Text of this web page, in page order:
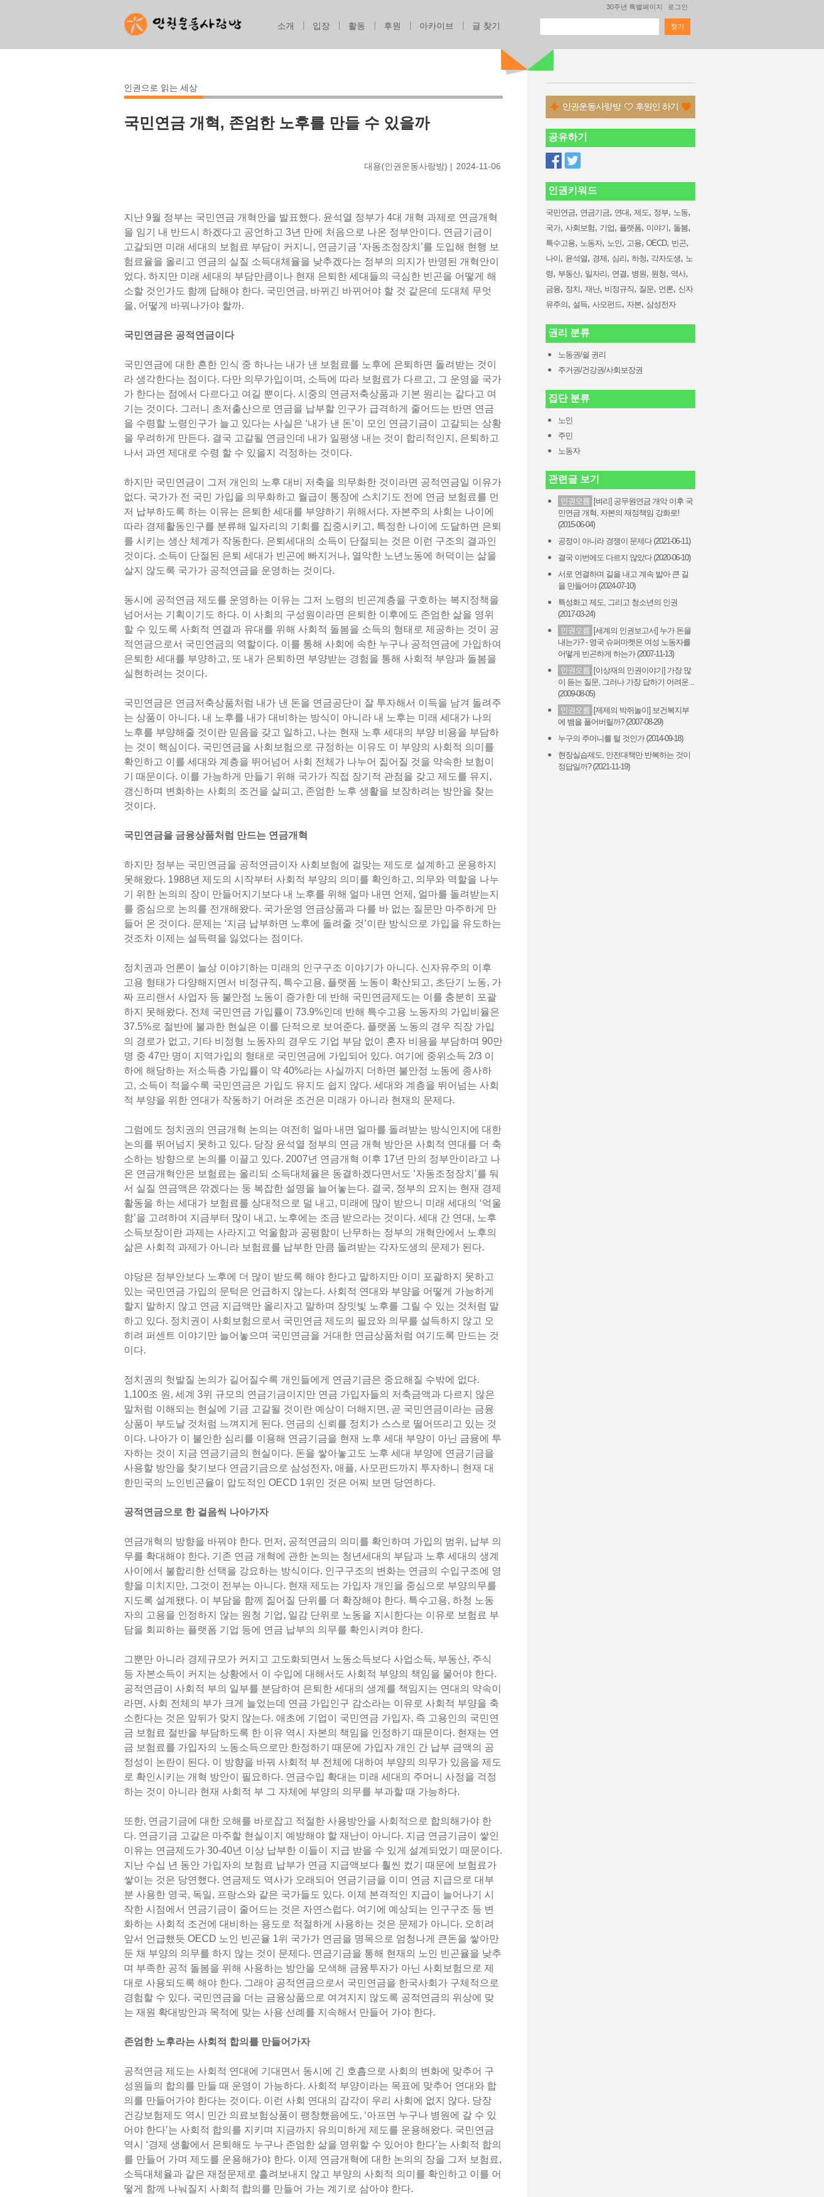
30주년 특별페이지 로그인
인권으로 읽는 세상
국민연금 개혁, 존엄한 노후를 만들 수 있을까
대용(인권운동사랑방) 2024-11-06
지난 9월 정부는 국민연금 개혁안을 발표했다. 윤석열 정부가 4대 개혁 과제로 연금개혁
을 임기 내 반드시 하겠다고 공언하고 3년 만에 처음으로 나온 정부안이다. 연금기금이
고갈되면 미래 세대의 보험료 부담이 커지니, 연금기금 ‘자동조정장치’를 도입해 현행 보
험료율을 올리고 연금의 실질 소득대체율을 낮추겠다는 정부의 의지가 반영된 개혁안이
었다. 하지만 미래 세대의 부담만큼이나 현재 은퇴한 세대들의 극심한 빈곤을 어떻게 해
소할 것인가도 함께 답해야 한다. 국민연금, 바뀌긴 바뀌어야 할 것 같은데 도대체 무엇
을, 어떻게 바꿔나가야 할까.
국민연금은 공적연금이다
국민연금에 대한 흔한 인식 중 하나는 내가 낸 보험료를 노후에 은퇴하면 돌려받는 것이
라 생각한다는 점이다. 다만 의무가입이며, 소득에 따라 보험료가 다르고, 그 운영을 국가
가 한다는 점에서 다르다고 여길 뿐이다. 시중의 연금저축상품과 기본 원리는 같다고 여
기는 것이다. 그러니 초저출산으로 연금을 납부할 인구가 급격하게 줄어드는 반면 연금
을 수령할 노령인구가 늘고 있다는 사실은 ‘내가 낸 돈’이 모인 연금기금이 고갈되는 상황
을 우려하게 만든다. 결국 고갈될 연금인데 내가 일평생 내는 것이 합리적인지, 은퇴하고
나서 과연 제대로 수령 할 수 있을지 걱정하는 것이다.
하지만 국민연금이 그저 개인의 노후 대비 저축을 의무화한 것이라면 공적연금일 이유가
없다. 국가가 전 국민 가입을 의무화하고 월급이 통장에 스치기도 전에 연금 보험료를 먼
저 납부하도록 하는 이유는 은퇴한 세대를 부양하기 위해서다. 자본주의 사회는 나이에
따라 경제활동인구를 분류해 일자리의 기회를 집중시키고, 특정한 나이에 도달하면 은퇴
를 시키는 생산 체계가 작동한다. 은퇴세대의 소득이 단절되는 것은 이런 구조의 결과인
것이다. 소득이 단절된 은퇴 세대가 빈곤에 빠지거나, 열악한 노년노동에 허덕이는 삶을
살지 않도록 국가가 공적연금을 운영하는 것이다.
동시에 공적연금 제도를 운영하는 이유는 그저 노령의 빈곤계층을 구호하는 복지정책을
넘어서는 기획이기도 하다. 이 사회의 구성원이라면 은퇴한 이후에도 존엄한 삶을 영위
할 수 있도록 사회적 연결과 유대를 위해 사회적 돌봄을 소득의 형태로 제공하는 것이 공
적연금으로서 국민연금의 역할이다. 이를 통해 사회에 속한 누구나 공적연금에 가입하여
은퇴한 세대를 부양하고, 또 내가 은퇴하면 부양받는 경험을 통해 사회적 부양과 돌봄을
실현하려는 것이다.
국민연금은 연금저축상품처럼 내가 낸 돈을 연금공단이 잘 투자해서 이득을 남겨 돌려주
는 상품이 아니다. 내 노후를 내가 대비하는 방식이 아니라 내 노후는 미래 세대가 나의
노후를 부양해줄 것이란 믿음을 갖고 일하고, 나는 현재 노후 세대의 부양 비용을 부담하
는 것이 핵심이다. 국민연금을 사회보험으로 규정하는 이유도 이 부양의 사회적 의미를
확인하고 이를 세대와 계층을 뛰어넘어 사회 전체가 나누어 짊어질 것을 약속한 보험이
기 때문이다. 이를 가능하게 만들기 위해 국가가 직접 장기적 관점을 갖고 제도를 유지,
갱신하며 변화하는 사회의 조건을 살피고, 존엄한 노후 생활을 보장하려는 방안을 찾는
것이다.
국민연금을 금융상품처럼 만드는 연금개혁
하지만 정부는 국민연금을 공적연금이자 사회보험에 걸맞는 제도로 설계하고 운용하지
못해왔다. 1988년 제도의 시작부터 사회적 부양의 의미를 확인하고, 의무와 역할을 나누
기 위한 논의의 장이 만들어지기보다 내 노후를 위해 얼마 내면 언제, 얼마를 돌려받는지
를 중심으로 논의를 전개해왔다. 국가운영 연금상품과 다를 바 없는 질문만 마주하게 만
들어 온 것이다. 문제는 ‘지금 납부하면 노후에 돌려줄 것’이란 방식으로 가입을 유도하는
것조차 이제는 설득력을 잃었다는 점이다.
정치권과 언론이 늘상 이야기하는 미래의 인구구조 이야기가 아니다. 신자유주의 이후
고용 형태가 다양해지면서 비정규직, 특수고용, 플랫폼 노동이 확산되고, 초단기 노동, 가
짜 프리랜서 사업자 등 불안정 노동이 증가한 데 반해 국민연금제도는 이를 충분히 포괄
하지 못해왔다. 전체 국민연금 가입률이 73.9%인데 반해 특수고용 노동자의 가입비율은
37.5%로 절반에 불과한 현실은 이를 단적으로 보여준다. 플랫폼 노동의 경우 직장 가입
의 경로가 없고, 기타 비정형 노동자의 경우도 기업 부담 없이 혼자 비용을 부담하며 90만
명 중 47만 명이 지역가입의 형태로 국민연금에 가입되어 있다. 여기에 중위소득 2/3 이
하에 해당하는 저소득층 가입률이 약 40%라는 사실까지 더하면 불안정 노동에 종사하
고, 소득이 적을수록 국민연금은 가입도 유지도 쉽지 않다. 세대와 계층을 뛰어넘는 사회
적 부양을 위한 연대가 작동하기 어려운 조건은 미래가 아니라 현재의 문제다.
그럼에도 정치권의 연금개혁 논의는 여전히 얼마 내면 얼마를 돌려받는 방식인지에 대한
논의를 뛰어넘지 못하고 있다. 당장 윤석열 정부의 연금 개혁 방안은 사회적 연대를 더 축
소하는 방향으로 논의를 이끌고 있다. 2007년 연금개혁 이후 17년 만의 정부안이라고 나
온 연금개혁안은 보험료는 올리되 소득대체율은 동결하겠다면서도 ‘자동조정장치’를 둬
서 실질 연금액은 깎겠다는 둥 복잡한 설명을 늘어놓는다. 결국, 정부의 요지는 현재 경제
활동을 하는 세대가 보험료를 상대적으로 덜 내고, 미래에 많이 받으니 미래 세대의 ‘억울
함’을 고려하여 지금부터 많이 내고, 노후에는 조금 받으라는 것이다. 세대 간 연대, 노후
소득보장이란 과제는 사라지고 억울함과 공평함이 난무하는 정부의 개혁안에서 노후의
삶은 사회적 과제가 아니라 보험료를 납부한 만큼 돌려받는 각자도생의 문제가 된다.
야당은 정부안보다 노후에 더 많이 받도록 해야 한다고 말하지만 이미 포괄하지 못하고
있는 국민연금 가입의 문턱은 언급하지 않는다. 사회적 연대와 부양을 어떻게 가능하게
할지 말하지 않고 연금 지급액만 올리자고 말하며 장밋빛 노후를 그릴 수 있는 것처럼 말
하고 있다. 정치권이 사회보험으로서 국민연금 제도의 필요와 의무를 설득하지 않고 오
히려 퍼센트 이야기만 늘어놓으며 국민연금을 거대한 연금상품처럼 여기도록 만드는 것
이다.
정치권의 헛발질 논의가 길어질수록 개인들에게 연금기금은 중요해질 수밖에 없다.
1,100조 원, 세계 3위 규모의 연금기금이지만 연금 가입자들의 저축금액과 다르지 않은
말처럼 이해되는 현실에 기금 고갈될 것이란 예상이 더해지면, 곧 국민연금이라는 금융
상품이 부도날 것처럼 느껴지게 된다. 연금의 신뢰를 정치가 스스로 떨어뜨리고 있는 것
이다. 나아가 이 불안한 심리를 이용해 연금기금을 현재 노후 세대 부양이 아닌 금융에 투
자하는 것이 지금 연금기금의 현실이다. 돈을 쌓아놓고도 노후 세대 부양에 연금기금을
사용할 방안을 찾기보다 연금기금으로 삼성전자, 애플, 사모펀드까지 투자하니 현재 대
한민국의 노인빈곤율이 압도적인 OECD 1위인 것은 어찌 보면 당연하다.
공적연금으로 한 걸음씩 나아가자
연금개혁의 방향을 바꿔야 한다. 먼저, 공적연금의 의미를 확인하며 가입의 범위, 납부 의
무를 확대해야 한다. 기존 연금 개혁에 관한 논의는 청년세대의 부담과 노후 세대의 생계
사이에서 불합리한 선택을 강요하는 방식이다. 인구구조의 변화는 연금의 수입구조에 영
향을 미치지만, 그것이 전부는 아니다. 현재 제도는 가입자 개인을 중심으로 부양의무를
지도록 설계됐다. 이 부담을 함께 짊어질 단위를 더 확장해야 한다. 특수고용, 하청 노동
자의 고용을 인정하지 않는 원청 기업, 일감 단위로 노동을 지시한다는 이유로 보험료 부
담을 회피하는 플랫폼 기업 등에 연금 납부의 의무를 확인시켜야 한다.
그뿐만 아니라 경제규모가 커지고 고도화되면서 노동소득보다 사업소득, 부동산, 주식
등 자본소득이 커지는 상황에서 이 수입에 대해서도 사회적 부양의 책임을 물어야 한다.
공적연금이 사회적 부의 일부를 분담하여 은퇴한 세대의 생계를 책임지는 연대의 약속이
라면, 사회 전체의 부가 크게 늘었는데 연금 가입인구 감소라는 이유로 사회적 부양을 축
소한다는 것은 앞뒤가 맞지 않는다. 애초에 기업이 국민연금 가입자, 즉 고용인의 국민연
금 보험료 절반을 부담하도록 한 이유 역시 자본의 책임을 인정하기 때문이다. 현재는 연
금 보험료를 가입자의 노동소득으로만 한정하기 때문에 가입자 개인 간 납부 금액의 공
정성이 논란이 된다. 이 방향을 바꿔 사회적 부 전체에 대하여 부양의 의무가 있음을 제도
로 확인시키는 개혁 방안이 필요하다. 연금수입 확대는 미래 세대의 주머니 사정을 걱정
하는 것이 아니라 현재 사회적 부 그 자체에 부양의 의무를 부과할 때 가능하다.
또한, 연금기금에 대한 오해를 바로잡고 적절한 사용방안을 사회적으로 합의해가야 한
다. 연금기금 고갈은 마주할 현실이지 예방해야 할 재난이 아니다. 지금 연금기금이 쌓인
이유는 연금제도가 30-40년 이상 납부한 이들이 지급 받을 수 있게 설계되었기 때문이다.
지난 수십 년 동안 가입자의 보험료 납부가 연금 지급액보다 훨씬 컸기 때문에 보험료가
쌓이는 것은 당연했다. 연금제도 역사가 오래되어 연금기금을 이미 연금 지급으로 대부
분 사용한 영국, 독일, 프랑스와 같은 국가들도 있다. 이제 본격적인 지급이 늘어나기 시
작한 시점에서 연금기금이 줄어드는 것은 자연스럽다. 여기에 예상되는 인구구조 등 변
화하는 사회적 조건에 대비하는 용도로 적절하게 사용하는 것은 문제가 아니다. 오히려
앞서 언급했듯 OECD 노인 빈곤율 1위 국가가 연금을 명목으로 엄청나게 큰돈을 쌓아만
둔 채 부양의 의무를 하지 않는 것이 문제다. 연금기금을 통해 현재의 노인 빈곤율을 낮추
며 부족한 공적 돌봄을 위해 사용하는 방안을 모색해 금융투자가 아닌 사회보험으로 제
대로 사용되도록 해야 한다. 그래야 공적연금으로서 국민연금을 한국사회가 구체적으로
경험할 수 있다. 국민연금을 더는 금융상품으로 여겨지지 않도록 공적연금의 위상에 맞
는 재원 확대방안과 목적에 맞는 사용 선례를 지속해서 만들어 가야 한다.
존엄한 노후라는 사회적 합의를 만들어가자
공적연금 제도는 사회적 연대에 기대면서 동시에 긴 호흡으로 사회의 변화에 맞추어 구
성원들의 합의를 만들 때 운영이 가능하다. 사회적 부양이라는 목표에 맞추어 연대와 합
의를 만들어가야 한다는 것이다. 이런 사회 연대의 감각이 우리 사회에 없지 않다. 당장
건강보험제도 역시 민간 의료보험상품이 팽창했음에도, ‘아프면 누구나 병원에 갈 수 있
어야 한다’는 사회적 합의를 지키며 지금까지 유의미하게 제도를 운용해왔다. 국민연금
역시 ‘경제 생활에서 은퇴해도 누구나 존엄한 삶을 영위할 수 있어야 한다’는 사회적 합의
를 만들어 가며 제도를 운용해가야 한다. 이제 연금개혁에 대한 논의의 장을 그저 보험료,
소득대체율과 같은 재정문제로 흘려보내지 않고 부양의 사회적 의미를 확인하고 이를 어
떻게 함께 나눠질지 사회적 합의를 만들어 가는 계기로 삼아야 한다.
검색 폼
소개 입장 활동 후원 아카이브 글 찾기
공유하기
인권키워드
국민연금, 연금기금, 연대, 제도, 정부, 노동,
국가, 사회보험, 기업, 플랫폼, 이야기, 돌봄,
특수고용, 노동자, 노인, 고용, OECD, 빈곤,
나이, 윤석열, 경제, 심리, 하청, 각자도생, 노
령, 부동산, 일자리, 연결, 병원, 원청, 역사,
금융, 정치, 재난, 비정규직, 질문, 언론, 신자
유주의, 설득, 사모펀드, 자본, 삼성전자
권리 분류
노동권/쉴 권리
주거권/건강권/사회보장권
집단 분류
노인
주민
노동자
관련글 보기
인권오름 [벼리] 공무원연금 개악 이후 국
민연금 개혁, 자본의 재정책임 강화로!
(2015-06-04)
공정이 아니라 경쟁이 문제다 (2021-06-11)
결국 이번에도 다르지 않았다 (2020-06-10)
서로 연결하며 길을 내고 계속 밟아 큰 길
을 만들어야 (2024-07-10)
특성화고 제도, 그리고 청소년의 인권
(2017-03-24)
인권오름 [세계의 인권보고서] 누가 돈을
내는가? - 영국 슈퍼마켓은 여성 노동자를
어떻게 빈곤하게 하는가 (2007-11-13)
인권오름 [이상재의 인권이야기] 가장 많
이 듣는 질문, 그러나 가장 답하기 어려운...
(2009-08-05)
인권오름 [제제의 박쥐놀이] 보건복지부
에 뱀을 풀어버릴까? (2007-08-29)
누구의 주머니를 털 것인가 (2014-09-18)
현장실습제도, 안전대책만 반복하는 것이
정답일까? (2021-11-19)